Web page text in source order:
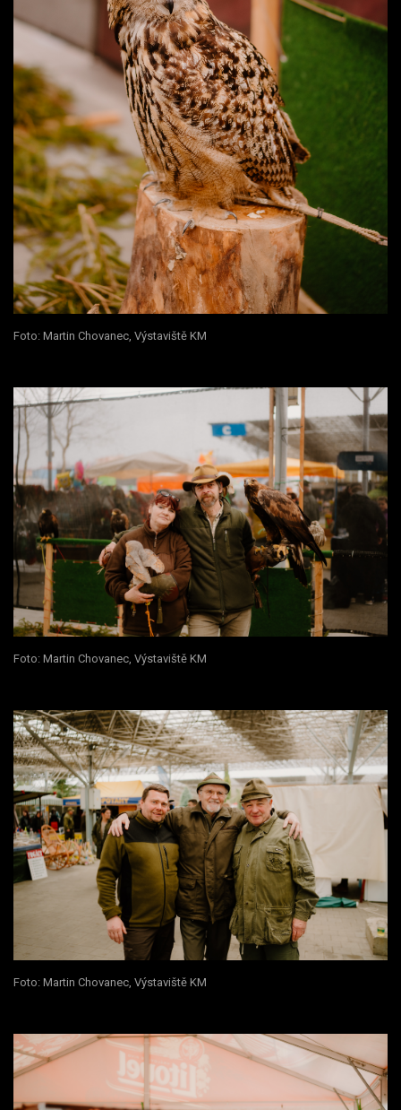
Foto: Martin Chovanec, Výstaviště KM
Foto: Martin Chovanec, Výstaviště KM
Foto: Martin Chovanec, Výstaviště KM